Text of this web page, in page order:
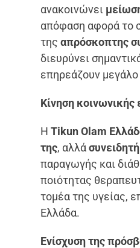
ανακοινώνει
απόφαση αφορά το
της απρόσκοπτης
διευρύνει
επηρεάζουν
Κίνηση κοινωνικής
Η Tikun Olam
της, αλλά
παραγωγής και
ποιότητας
τομέα της υγείας,
Ελλάδα.
Ενίσχυση της